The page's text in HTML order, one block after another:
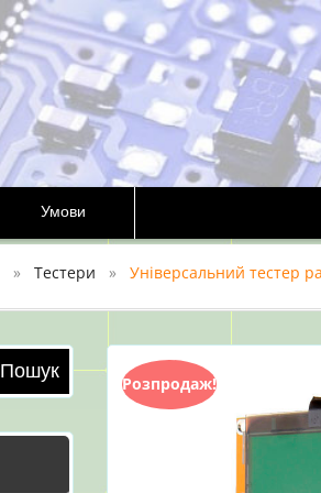
Умови
Тестери Універсальний тестер
Розпродаж!
Пошук